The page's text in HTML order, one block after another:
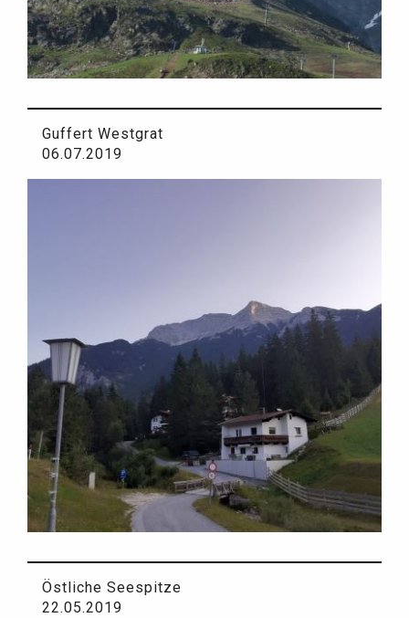
Guffert Westgrat
06.07.2019
Östliche Seespitze
22.05.2019